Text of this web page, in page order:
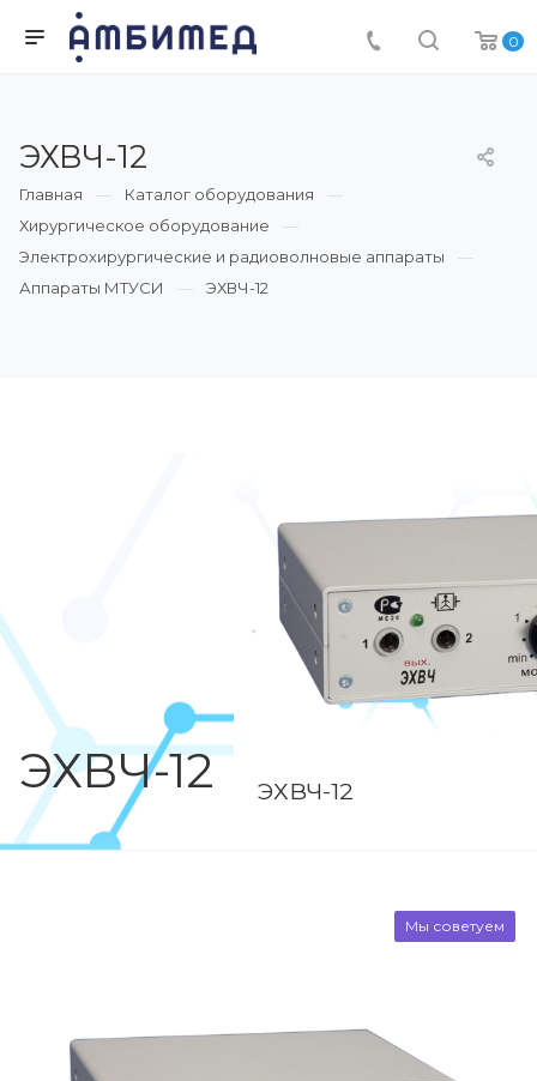
0
ЭХВЧ-12
Главная
Каталог оборудования
Хирургическое оборудование
Электрохирургические и радиоволновые аппараты
Аппараты МТУСИ
ЭХВЧ-12
ЭХВЧ-12 ЭХВЧ-12
Мы советуем